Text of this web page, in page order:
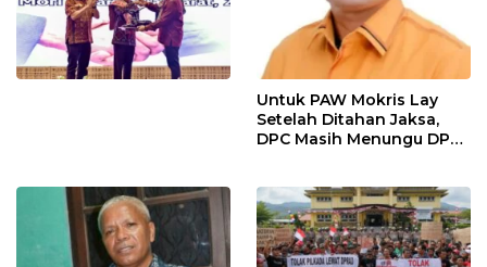
Untuk PAW Mokris Lay
Setelah Ditahan Jaksa,
DPC Masih Menungu DPD